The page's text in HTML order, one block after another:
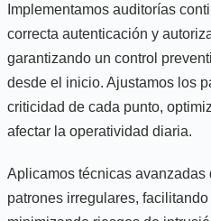
Implementamos auditorías
correcta autenticación y
garantizando un control
desde el inicio. Ajustamos los
criticidad de cada punto,
afectar la operatividad diaria.
Aplicamos técnicas avanzadas
patrones irregulares,